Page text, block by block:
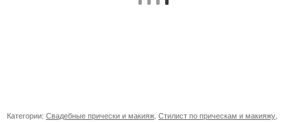
Категории: Свадебные прически и макияж Стилист по прическам и макияжу